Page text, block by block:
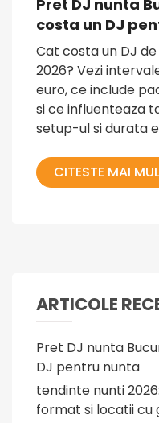
Pret DJ nunta
costa un DJ
Cat costa un DJ
2026? Vezi
euro, ce include
si ce influenteaza
setup-ul si durata
CITESTE MAI
ARTICOLE
Pret DJ nunta
DJ pentru nunta
tendinte nunti
format si locatii cu